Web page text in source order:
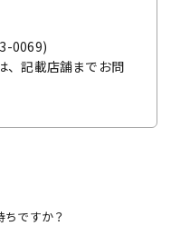
0069)
、記載店舗までお問
ちですか？